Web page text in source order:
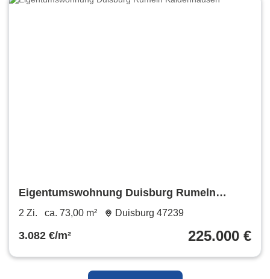
Eigentumswohnung Duisburg Rumeln
Kaldenhausen
2 Zi. ca. 73,00 m² Duisburg 47239
3.082 €/m² 225.000 €